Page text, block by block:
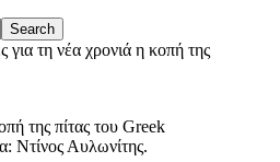
για τη νέα χρονιά η κοπή της
της πίτας του Greek
Ντίνος Αυλωνίτης.